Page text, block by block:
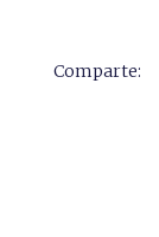
Comparte: